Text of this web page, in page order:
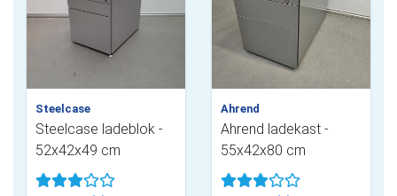
Steelcase
Steelcase ladeblok -
52x42x49 cm
Ahrend
Ahrend ladekast -
55x42x80 cm